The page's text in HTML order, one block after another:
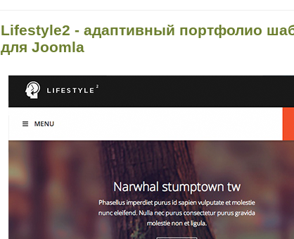
Lifestyle2 - адаптивный портфолио
для Joomla